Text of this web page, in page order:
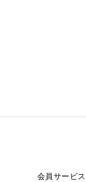
会員サービ